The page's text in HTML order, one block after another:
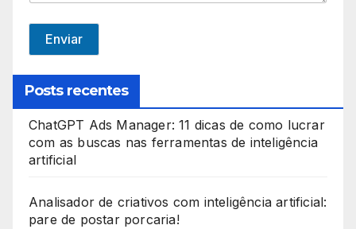
S
a
t
s
+
Enviar
Posts recentes
ChatGPT Ads Manager: 11 dicas de como lucrar
com as buscas nas ferramentas de inteligência
artificial
Analisador de criativos com inteligência artificial:
pare de postar porcaria!